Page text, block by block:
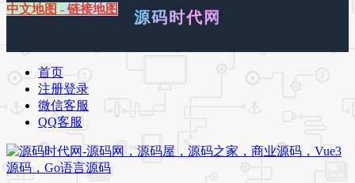
中文地图 - 链接地图 源码时代网
首页
注册登录
微信客服
QQ客服